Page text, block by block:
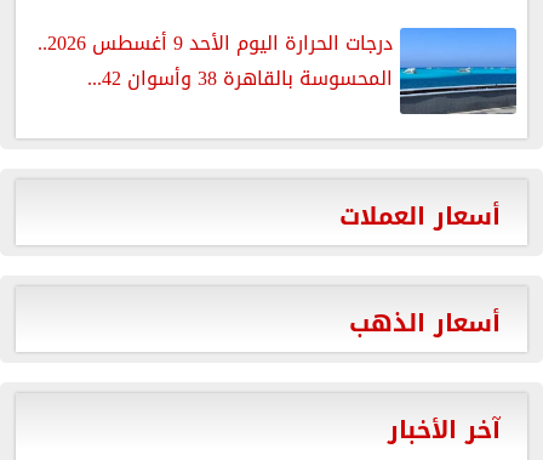
درجات الحرارة اليوم الأحد 9 أغسطس 2026..
المحسوسة بالقاهرة 38 وأسوان 42...
أسعار العملات
أسعار الذهب
آخر الأخبار